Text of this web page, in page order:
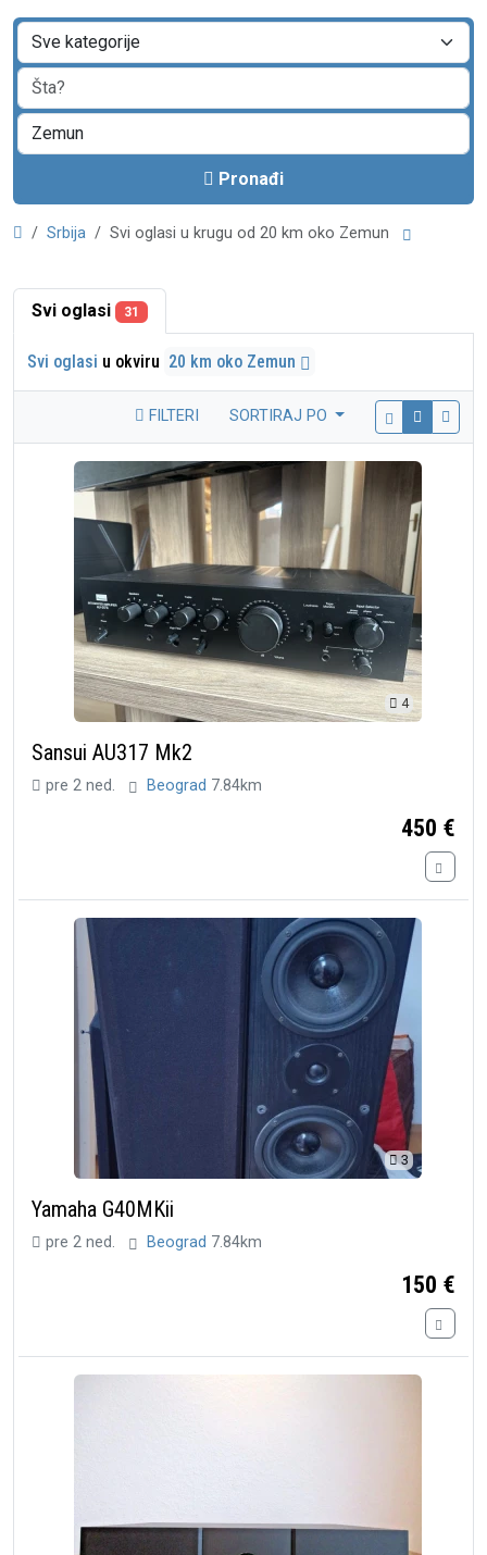
Pronađi
Srbija Svi oglasi u krugu od 20 km oko Zemun
Svi oglasi 31
Svi oglasi u okviru 20 km oko Zemun
FILTERI SORTIRAJ PO
4
Sansui AU317 Mk2
pre 2 ned. Beograd 7.84km
450 €
3
Yamaha G40MKii
pre 2 ned. Beograd 7.84km
150 €